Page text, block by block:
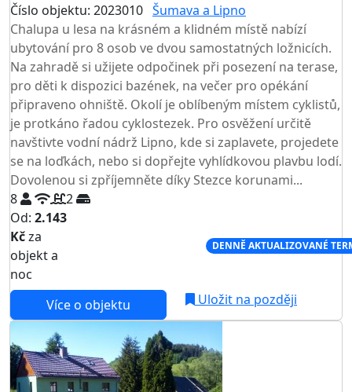
Číslo objektu: 2023010 Šumava a Lipno
Chalupa u lesa na krásném a klidném místě nabízí
ubytování pro 8 osob ve dvou samostatných ložnicích.
Na zahradě si užijete odpočinek při posezení na terase,
pro děti k dispozici bazének, na večer pro opékání
připraveno ohniště. Okolí je oblíbeným místem cyklistů,
je protkáno řadou cyklostezek. Pro osvěžení určitě
navštivte vodní nádrž Lipno, kde si zaplavete, projedete
se na loďkách, nebo si dopřejte vyhlídkovou plavbu lodí.
Dovolenou si zpříjemněte díky Stezce korunami...
8
2
Od: 2.143
Kčza
objekt a
noc
DENNĚ AKTUALIZOVANÉ
Více o objektu Uložit na později